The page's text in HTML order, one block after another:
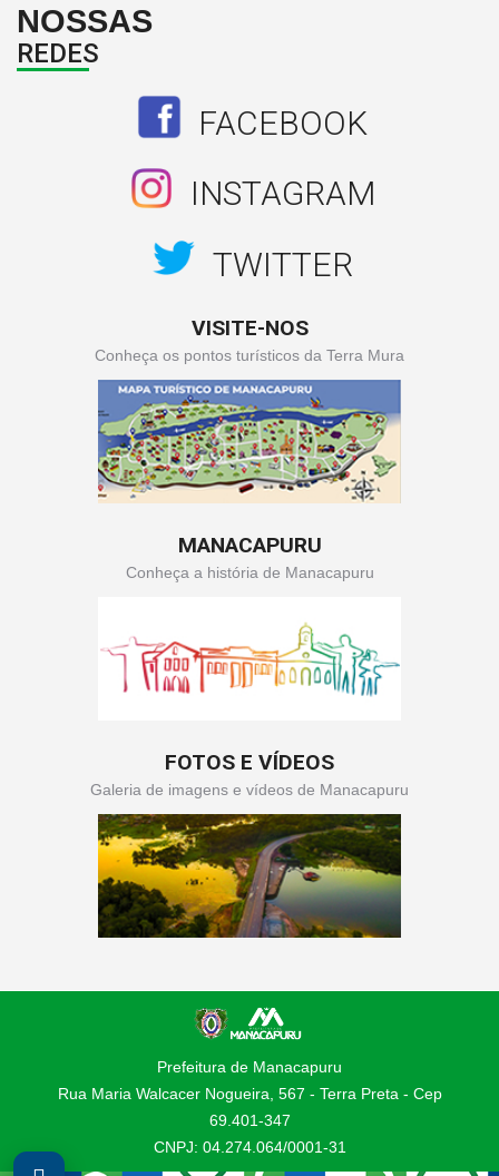
NOSSAS
REDES
FACEBOOK
INSTAGRAM
TWITTER
VISITE-NOS
Conheça os pontos turísticos da Terra Mura
MANACAPURU
Conheça a história de Manacapuru
FOTOS E VÍDEOS
Galeria de imagens e vídeos de Manacapuru
Prefeitura de Manacapuru
Rua Maria Walcacer Nogueira, 567 - Terra Preta - Cep
69.401-347
CNPJ: 04.274.064/0001-31